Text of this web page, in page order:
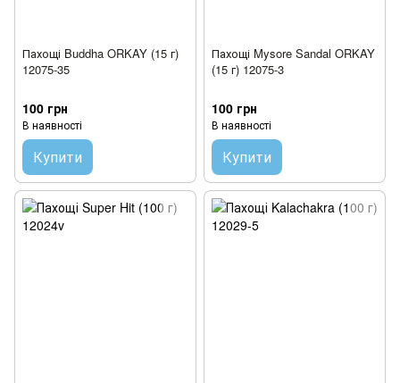
Пахощі Buddha ORKAY (15 г)
12075-35
100 грн
В наявності
Купити
Пахощі Mysore Sandal ORKAY
(15 г) 12075-3
100 грн
В наявності
Купити